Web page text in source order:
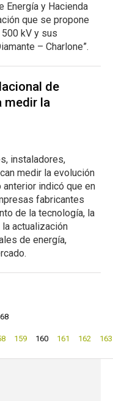
Energía y Hacienda
que se propone
kV y sus
– Charlone”.
de
medir la
instaladores,
medir la evolución
indicó que en
fabricantes
de la tecnología, la
actualización
de energía,
159 160 161 162 163